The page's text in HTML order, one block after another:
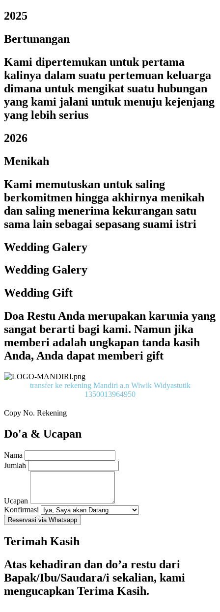
2025
Bertunangan
Kami dipertemukan untuk pertama
kalinya dalam suatu pertemuan keluarga
dimana untuk mengikat suatu hubungan
yang kami jalani untuk menuju kejenjang
yang lebih serius
2026
Menikah
Kami memutuskan untuk saling
berkomitmen hingga akhirnya menikah
dan saling menerima kekurangan satu
sama lain sebagai sepasang suami istri
Wedding Galery
Wedding Galery
Wedding Gift
Doa Restu Anda merupakan karunia yang
sangat berarti bagi kami. Namun jika
memberi adalah ungkapan tanda kasih
Anda, Anda dapat memberi gift
transfer ke rekening Mandiri a.n Wiwik Widyastutik
1350013964950
Copy No. Rekening
Do'a & Ucapan
Nama
Jumlah
Ucapan
Konfirmasi
Reservasi via Whatsapp
Terimah Kasih
Atas kehadiran dan do’a restu dari
Bapak/Ibu/Saudara/i sekalian, kami
mengucapkan Terima Kasih.